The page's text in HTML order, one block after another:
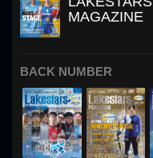
MAGAZINE
BACK NUMBER